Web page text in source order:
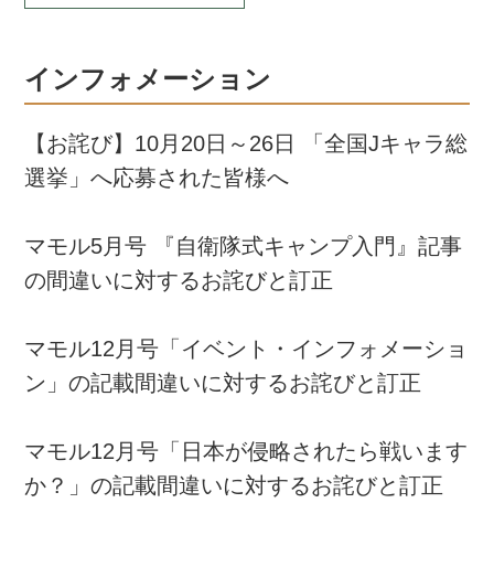
インフォメーション
【お詫び】10月20日～26日 「全国Jキャラ総
選挙」へ応募された皆様へ
マモル5月号 『自衛隊式キャンプ入門』記事
の間違いに対するお詫びと訂正
マモル12月号「イベント・インフォメーショ
ン」の記載間違いに対するお詫びと訂正
マモル12月号「日本が侵略されたら戦います
か？」の記載間違いに対するお詫びと訂正